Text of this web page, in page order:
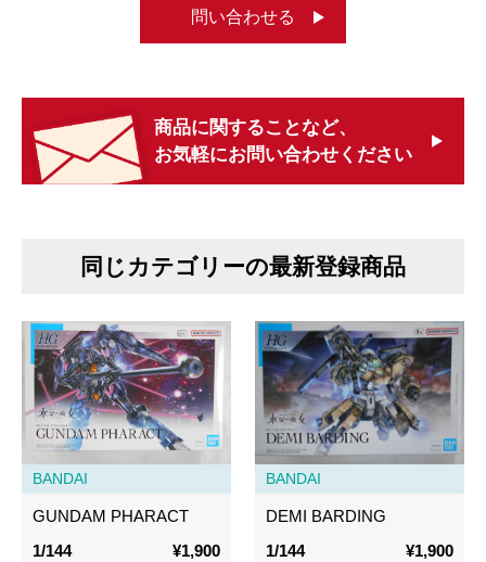
問い合わせる
商品に関することなど、
お気軽にお問い合わせください
同じカテゴリーの最新登録商品
BANDAI
GUNDAM PHARACT
1/144
¥1,900
BANDAI
DEMI BARDING
1/144
¥1,900